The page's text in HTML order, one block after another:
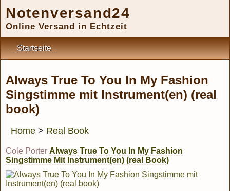
Notenversand24
Online Versand in Echtzeit
Startseite
Always True To You In My Fashion
Singstimme mit Instrument(en) (real
book)
Home > Real Book
Cole Porter Always True To You In My Fashion
Singstimme Mit Instrument(en) (real Book)